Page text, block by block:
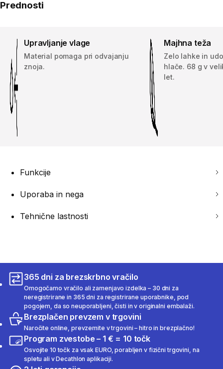
Prednosti
Upravljanje vlage
Material pomaga pri odvajanju
znoja.
Majhna teža
Zelo lahke in
hlače. 68 g v
let.
Funkcije
Uporaba in nega
Tehnične lastnosti
365 dni za brezskrbno vračilo
Omogočamo vračilo ali zamenjavo izdelka – 30 dni za
neregistrirane in 365 dni za registrirane uporabnike, pod
pogojem, da so neuporabljeni, čisti in v originalni embalaži.
Brezplačen prevzem v trgovini
Naročite online, prevzemite v trgovini – hitro in brezplačno!
Program zvestobe – 1 € = 10 točk
Osvojite 10 točk za vsak EURO, porabljen v fizični trgovini, na
spletu ali v Decathlon aplikaciji.